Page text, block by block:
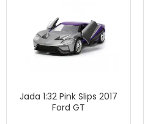
Jada 1:32 Pink Slips 2017
Ford GT